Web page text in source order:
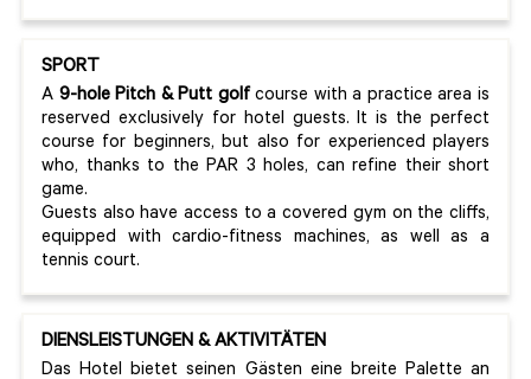
SPORT
A 9-hole Pitch & Putt golfcourse with a practice area is
reserved exclusively for hotel guests. It is the perfect
course for beginners, but also for experienced players
who, thanks to the PAR 3 holes, can refine their short
game.
Guests also have access to a covered gym on the cliffs,
equipped with cardio-fitness machines, as well as a
tennis court.
DIENSLEISTUNGEN & AKTIVITÄTEN
Das Hotel bietet seinen Gästen eine breite Palette an